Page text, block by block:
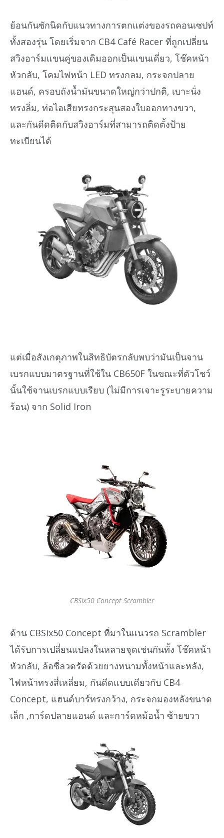
ย้อนกันซักนิดกับแนวทางการตกแต่งของรถคอนเซปท์
ทั้งสองรุ่น โดยเริ่มจาก CB4 Café Racer ที่ถูกเปลี่ยน
สวิงอาร์มแขนคู่ของเดิมออกเป็นแขนเดี่ยว, โช๊คหน้า
หัวกลับ, โคมไฟหน้า LED ทรงกลม, กระจกปลาย
แฮนด์, ครอบถังน้ำมันขนาดใหญ่กว่าปกติ, เบาะนั่ง
ทรงลิ่ม, ท่อไอเสียทรงกระสุนสองใบออกทางขวา,
และกันดีดติดกับสวิงอาร์มที่สามารถติดตั้งป้าย
ทะเบียนได้
แต่เมื่อสังเกตุภาพในสิทธิบัตรกลับพบว่ามันเป็นจาน
เบรกแบบมาตรฐานที่ใช้ใน CB650F ในขณะที่ตัวโชว์
นั้นใช้จานเบรกแบบเรียบ (ไม่มีการเจาะรูระบายความ
ร้อน) จาก Solid Iron
CBSix50 Concept Scrambler
ด้าน CBSix50 Concept ที่มาในแนวรถ Scrambler
ได้รับการเปลี่ยนแปลงในหลายจุดเช่นกันทั้ง โช๊คหน้า
หัวกลับ, ล้อซี่ลวดรัดด้วยยางหนามทั้งหน้าและหลัง,
ไฟหน้าทรงสี่เหลี่ยม, กันดีดแบบเดียวกับ CB4
Concept, แฮนด์บาร์ทรงกว้าง, กระจกมองหลังขนาด
เล็ก ,การ์ดปลายแฮนด์ และการ์ดหม้อน้ำ ซ้ายขวา